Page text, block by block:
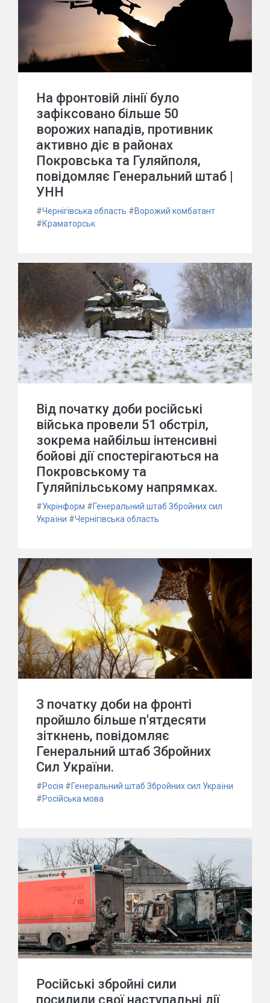
На фронтовій лінії було
зафіксовано більше 50
ворожих нападів, противник
активно діє в районах
Покровська та Гуляйполя,
повідомляє Генеральний штаб |
УНН
#Чернігівська область #Ворожий комбатант
#Краматорськ
Від початку доби російські
війська провели 51 обстріл,
зокрема найбільш інтенсивні
бойові дії спостерігаються на
Покровському та
Гуляйпільському напрямках.
#Укрінформ #Генеральний штаб Збройних сил
України #Чернігівська область
З початку доби на фронті
пройшло більше п'ятдесяти
зіткнень, повідомляє
Генеральний штаб Збройних
Сил України.
#Росія #Генеральний штаб Збройних сил України
#Російська мова
Російські збройні сили
посилили свої наступальні дії